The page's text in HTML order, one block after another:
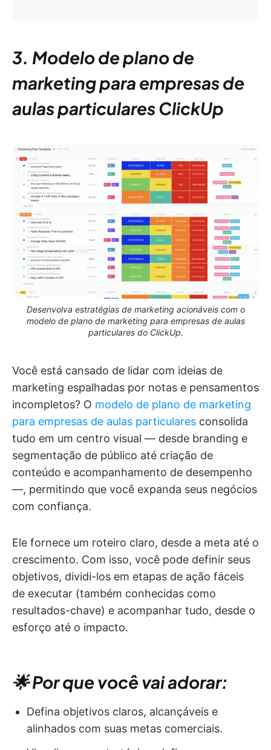
3. Modelo de plano de
marketing para empresas de
aulas particulares ClickUp
Desenvolva estratégias de marketing acionáveis com o
modelo de plano de marketing para empresas de aulas
particulares do ClickUp.
Você está cansado de lidar com ideias de
marketing espalhadas por notas e pensamentos
incompletos? O modelo de plano de marketing
para empresas de aulas particulares consolida
tudo em um centro visual — desde branding e
segmentação de público até criação de
conteúdo e acompanhamento de desempenho
—, permitindo que você expanda seus negócios
com confiança.
Ele fornece um roteiro claro, desde a meta até o
crescimento. Com isso, você pode definir seus
objetivos, dividi-los em etapas de ação fáceis
de executar (também conhecidas como
resultados-chave) e acompanhar tudo, desde o
esforço até o impacto.
🌟 Por que você vai adorar:
Defina objetivos claros, alcançáveis e
alinhados com suas metas comerciais.